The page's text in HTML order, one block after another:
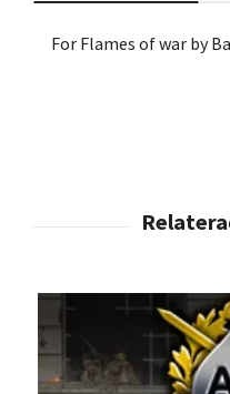
For Flames of war by